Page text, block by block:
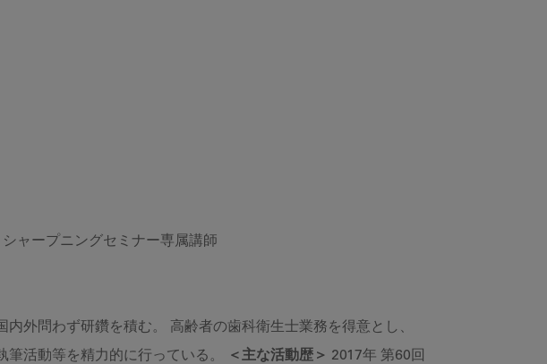
ャープニングセミナー専属講師
外問わず研鑽を積む。 高齢者の歯科衛生士業務を得意とし、
筆活動等を精力的に行っている。
＜主な活動歴＞ 2017年 第60回